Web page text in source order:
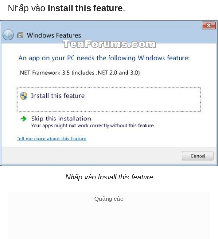
Nhấp vào Install this feature.
Nhấp vào Install this feature